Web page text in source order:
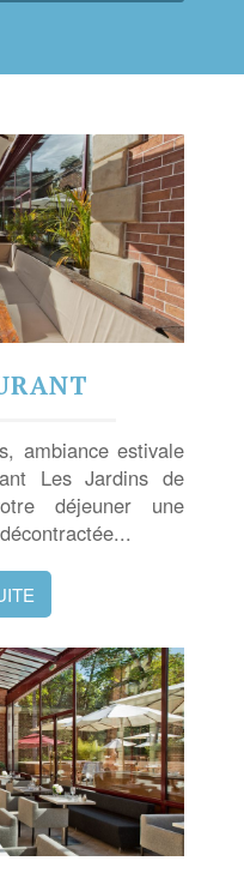
ambiance estivale
Les Jardins de
déjeuner une